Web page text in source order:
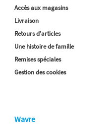
Accès aux magasins
Livraison
Retours d'articles
Une histoire de famille
Remises spéciales
Gestion des cookies
Wavre